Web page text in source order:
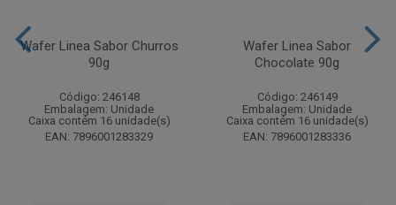
Wafer Linea Sabor Churros
90g
Código: 246148
Embalagem: Unidade
Caixa contém 16 unidade(s)
EAN: 7896001283329
Wafer Linea Sabor
Chocolate 90g
Código: 246149
Embalagem: Unidade
Caixa contém 16 unidade(s)
EAN: 7896001283336